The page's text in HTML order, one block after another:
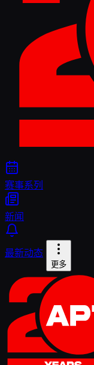
赛事系列
新闻
最新动态
更多